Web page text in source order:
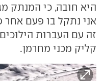
היא חובה, כי המנתק
אני נתקל בו פעם
זה עם העברות
קליק מכני מחרמן.